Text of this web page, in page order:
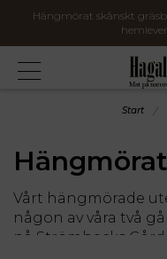
Start
Vårt hängmörade
någon av våra två
på Strömbecks
Hängmörat skånskt